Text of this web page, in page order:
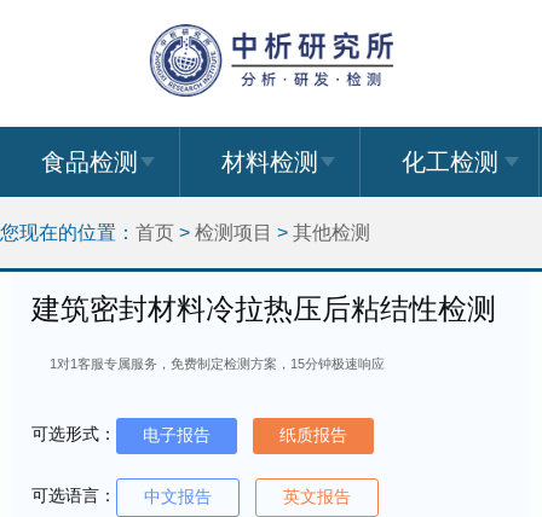
食品检测 材料检测 化工检测
您现在的位置： 首页 > 检测项目 > 其他检测
建筑密封材料冷拉热压后粘结性检测
1对1客服专属服务，免费制定检测方案，15分钟极速响应
可选形式： 电子报告 纸质报告
可选语言： 中文报告 英文报告